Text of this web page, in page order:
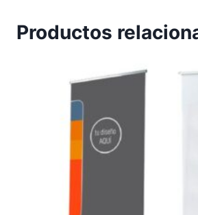
Productos